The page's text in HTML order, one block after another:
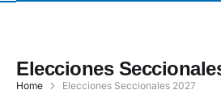
Elecciones
Home Elecciones Seccionales 2027